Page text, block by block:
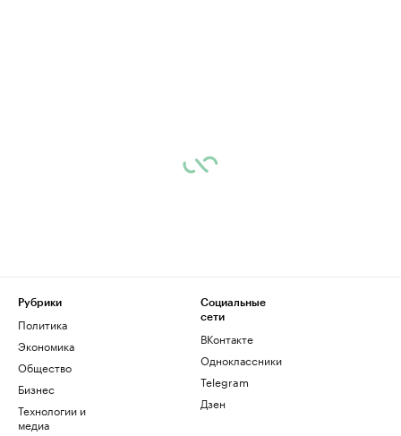
Рубрики
Политика
Экономика
Общество
Бизнес
Технологии и
медиа
Социальные
сети
ВКонтакте
Одноклассники
Telegram
Дзен